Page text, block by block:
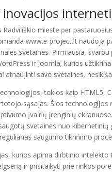
mieste per
www.e-project.lt naudoja
svetaines. Pirmiausia,
ir Joomla, kurios
atnaujinti savo svetaines,
tokios kaip HTML5,
sąsajas. Šios
įvairių įrenginių
svetaines nuo
saugumo tikrinimo
kurios apima dirbtinio
ir prisitaikyti prie rinkos